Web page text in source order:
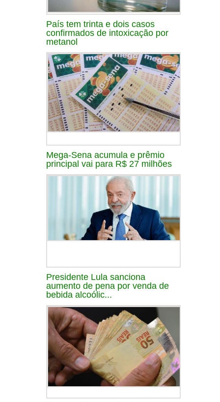
País tem trinta e dois casos
confirmados de intoxicação por
metanol
Mega-Sena acumula e prêmio
principal vai para R$ 27 milhões
Presidente Lula sanciona
aumento de pena por venda de
bebida alcoólic...